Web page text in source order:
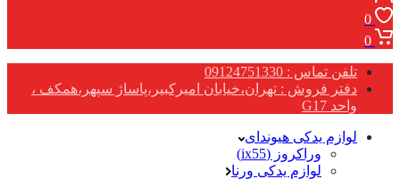
تلفن تماس : 09124751330
دفتر فروش : تهران،خیابان امیرکبیر،پاساژ سپهر،همکف ،
لوازم یدکی هیوندای
وراکروز (ix55)
لوازم یدکی ورنا